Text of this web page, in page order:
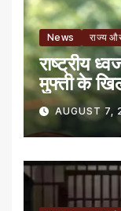
News राज्य
राष्ट्रीय
मुफ्ती के
AUGUST 7,